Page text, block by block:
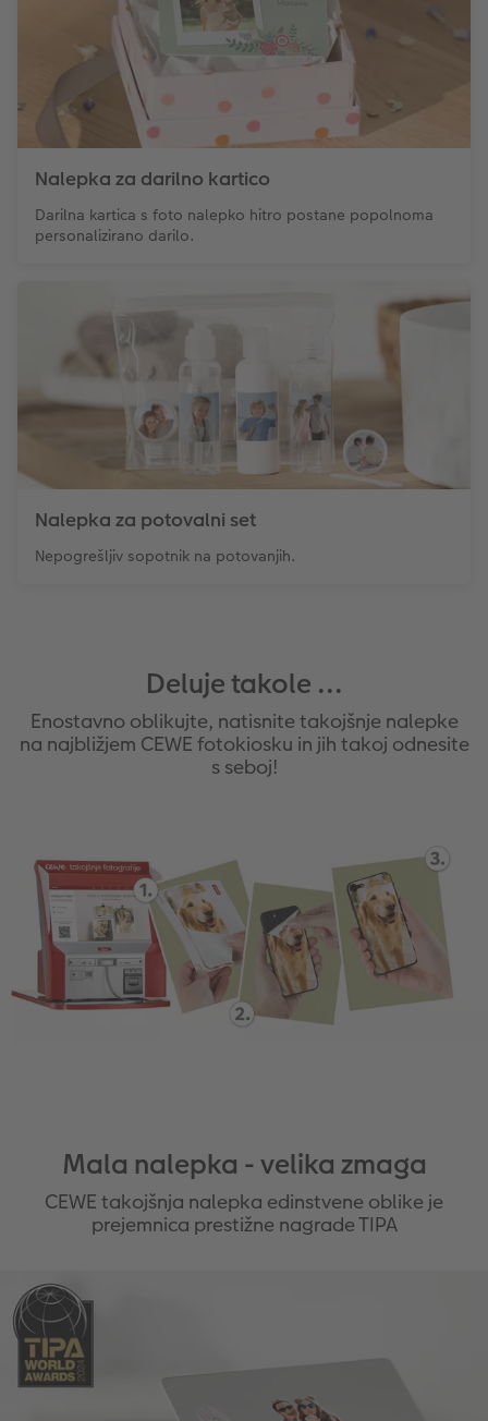
Nalepka za darilno kartico
Darilna kartica s foto nalepko hitro postane popolnoma
personalizirano darilo.
Nalepka za potovalni set
Nepogrešljiv sopotnik na potovanjih.
Deluje takole ...
Enostavno oblikujte, natisnite takojšnje nalepke
na najbližjem CEWE fotokiosku in jih takoj odnesite
s seboj!
Mala nalepka - velika zmaga
CEWE takojšnja nalepka edinstvene oblike je
prejemnica prestižne nagrade TIPA